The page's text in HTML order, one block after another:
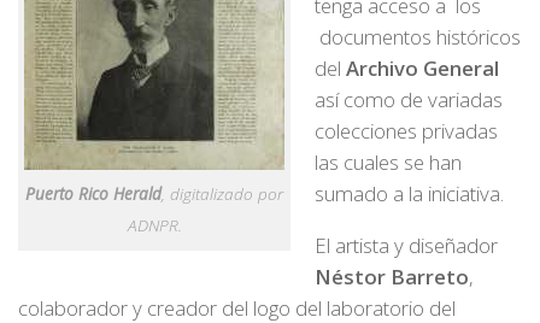
Puerto Rico Herald, digitalizado por
ADNPR.
tenga acceso a los
documentos históricos
del Archivo General
así como de variadas
colecciones privadas
las cuales se han
sumado a la iniciativa.
El artista y diseñador
Néstor Barreto,
colaborador y creador del logo del laboratorio del